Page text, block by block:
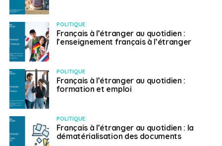
POLITIQUE
Français à l’étranger au quotidien :
l’enseignement français à l’étranger
POLITIQUE
Français à l’étranger au quotidien :
formation et emploi
POLITIQUE
Français à l’étranger au quotidien : la
dématérialisation des documents